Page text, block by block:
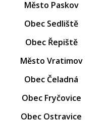
Město Paskov
Obec Sedliště
Obec Řepiště
Město Vratimov
Obec Čeladná
Obec Fryčovice
Obec Ostravice